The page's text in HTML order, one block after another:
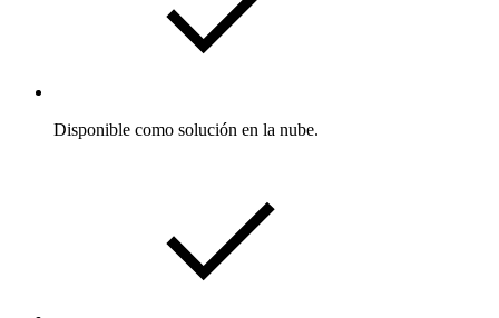
Disponible como solución en la nube.